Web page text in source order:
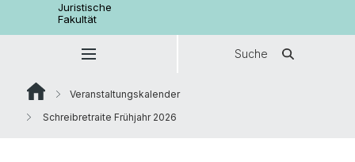
Juristische
Fakultät
Suche
Veranstaltungskalender
Schreibretraite Frühjahr 2026